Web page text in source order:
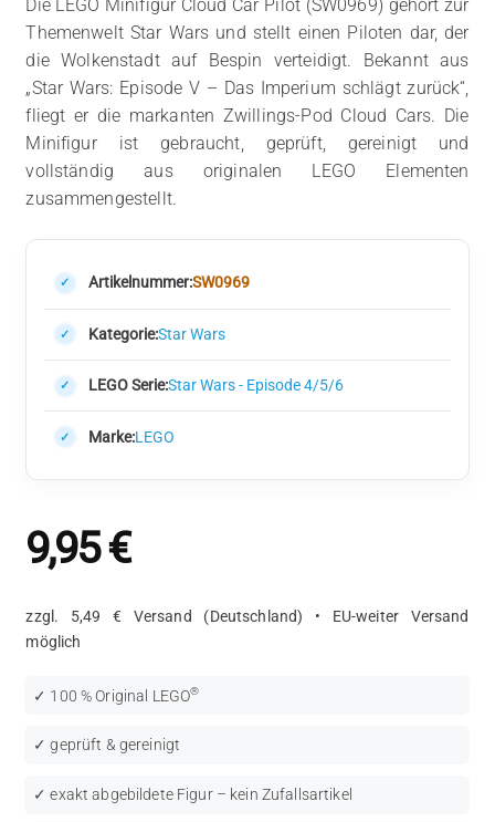
Die LEGO Minifigur Cloud Car Pilot (SW0969) gehört zur
Themenwelt Star Wars und stellt einen Piloten dar, der
die Wolkenstadt auf Bespin verteidigt. Bekannt aus
„Star Wars: Episode V – Das Imperium schlägt zurück“,
fliegt er die markanten Zwillings-Pod Cloud Cars. Die
Minifigur ist gebraucht, geprüft, gereinigt und
vollständig aus originalen LEGO Elementen
zusammengestellt.
Artikelnummer:SW0969
Kategorie:Star Wars
LEGO Serie:Star Wars - Episode 4/5/6
Marke:LEGO
9,95€
zzgl. 5,49 € Versand (Deutschland) • EU-weiter Versand
möglich
✓ 100 % Original LEGO®
✓ geprüft & gereinigt
✓ exakt abgebildete Figur – kein Zufallsartikel